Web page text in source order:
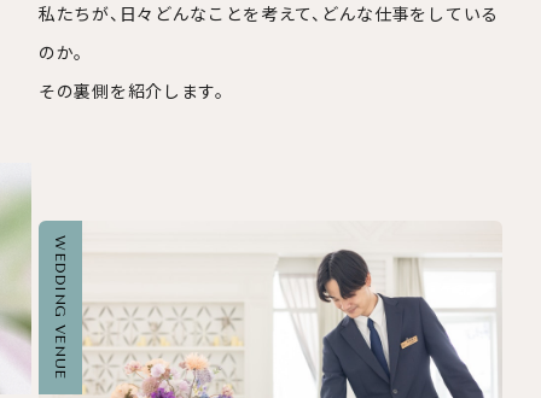
私たちが、日々どんなことを考えて、どんな仕事をしている
のか。
その裏側を紹介します。
WEDDING VENUE